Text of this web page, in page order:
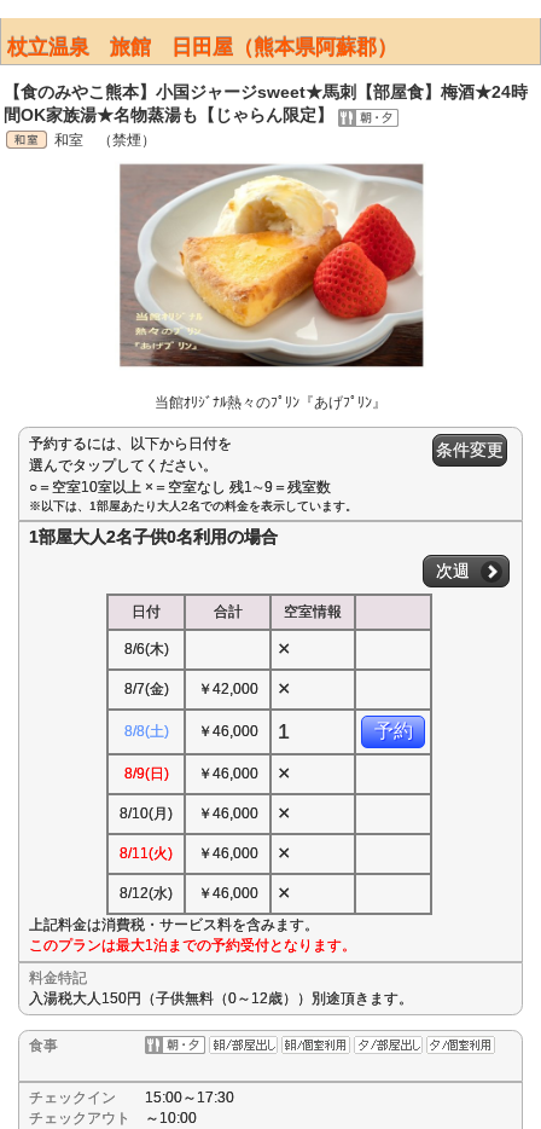
杖立温泉 旅館 日田屋（熊本県阿蘇郡）
【食のみやこ熊本】小国ジャージsweet★馬刺【部屋食】梅酒★24時
間OK家族湯★名物蒸湯も【じゃらん限定】
和室 （禁煙）
当館ｵﾘｼﾞﾅﾙ熱々のﾌﾟﾘﾝ『あげﾌﾟﾘﾝ』
予約するには、以下から日付を
選んでタップしてください。
○＝空室10室以上 ×＝空室なし 残1∼9＝残室数
条件変更
※以下は、1部屋あたり大人2名での料金を表示しています。
1部屋大人2名子供0名利用の場合
次週
日付 合計 空室情報
8/6(木) ×
8/7(金) ￥42,000 ×
8/8(土) ￥46,000 1 予約
8/9(日) ￥46,000 ×
8/10(月) ￥46,000 ×
8/11(火) ￥46,000 ×
8/12(水) ￥46,000 ×
上記料金は消費税・サービス料を含みます。
このプランは最大1泊までの予約受付となります。
料金特記
入湯税大人150円（子供無料（0～12歳））別途頂きます。
食事
チェックイン
15:00～17:30
チェックアウト
～10:00